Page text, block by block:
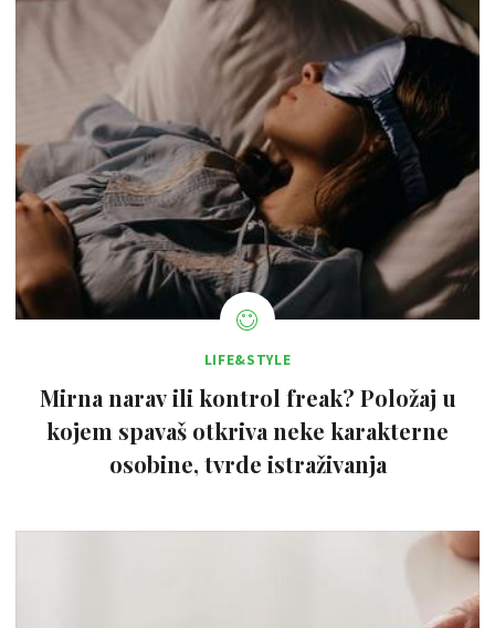
LIFE&STYLE
Mirna narav ili kontrol freak? Položaj u
kojem spavaš otkriva neke karakterne
osobine, tvrde istraživanja